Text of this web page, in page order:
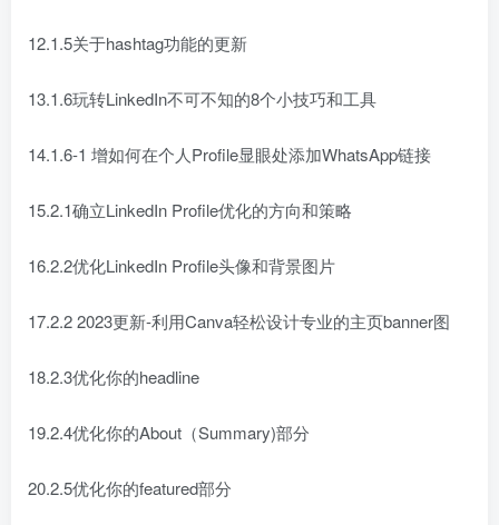
12.1.5关于hashtag功能的更新
13.1.6玩转LinkedIn不可不知的8个小技巧和工具
14.1.6-1 增如何在个人Profile显眼处添加WhatsApp链接
15.2.1确立LinkedIn Profile优化的方向和策略
16.2.2优化LinkedIn Profile头像和背景图片
17.2.2 2023更新-利用Canva轻松设计专业的主页banner图
18.2.3优化你的headline
19.2.4优化你的About（Summary)部分
20.2.5优化你的featured部分